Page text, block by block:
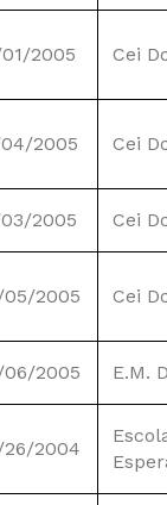
2005 Cei
2005 Cei
2005 Cei
2005 Cei
2005 E.M.
2004